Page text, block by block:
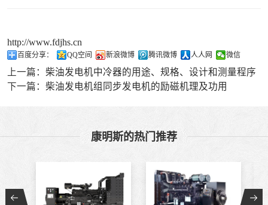
http://www.fdjhs.cn
百度分享： QQ空间 新浪微博 腾讯微博 人人网 微信
上一篇： 柴油发电机中冷器的用途、规格、设计和测量程序
下一篇： 柴油发电机组同步发电机的励磁机理及功用
康明斯的热门推荐